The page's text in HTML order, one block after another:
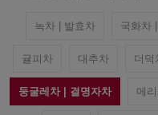
녹차 | 발효차 국화차
귤피차 대추차 더덕
둥굴레차 | 결명자차 메